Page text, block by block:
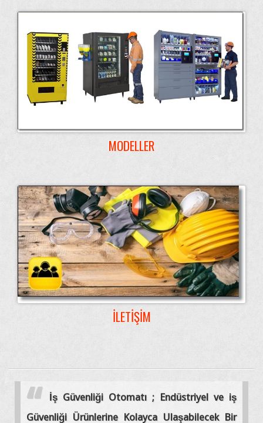
MODELLER
İLETIŞIM
İş Güvenliği Otomatı ; Endüstriyel ve iş
Güvenliği Ürünlerine Kolayca Ulaşabilecek Bir